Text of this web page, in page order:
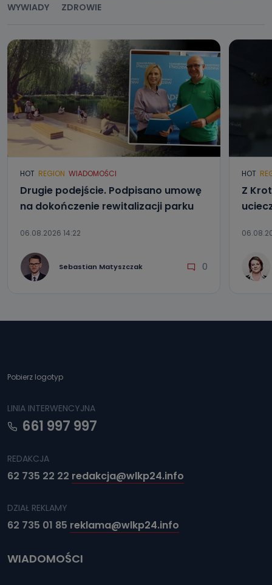
WYWIADY
ZDROWIE
HOT REGION WIADOMOŚCI
Drugie podejście. Podpisano umowę
na dokończenie rewitalizacji parku
06.08.2026 14:22
Sebastian Matyszczak 0
HOT
Z
Pobierz logotyp
LINIA INTERWENCYJNA
661 997 997
REDAKCJA
62 735 22 22 redakcja@wlkp24.info
DZIAŁ REKLAMY
62 735 01 85 reklama@wlkp24.info
WIADOMOŚCI